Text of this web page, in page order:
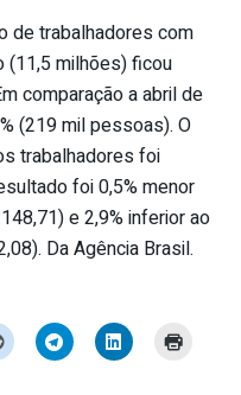
de trabalhadores com
(11,5 milhões) ficou
comparação a abril de
(219 mil pessoas). O
trabalhadores foi
foi 0,5% menor
e 2,9% inferior ao
Da Agência Brasil.